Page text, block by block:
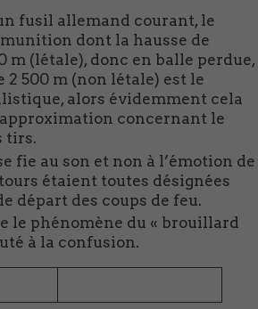
fusil allemand courant, le
dont la hausse de
m (létale), donc en balle perdue,
2 500 m (non létale) est le
alors évidemment cela
concernant le
tirs.
fie au son et non à l’émotion de
étaient toutes désignées
départ des coups de feu.
le phénomène du « brouillard
à la confusion.